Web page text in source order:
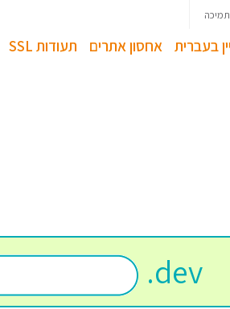
תמיכה
בעברית אחסון אתרים תעודות SSL
.dev